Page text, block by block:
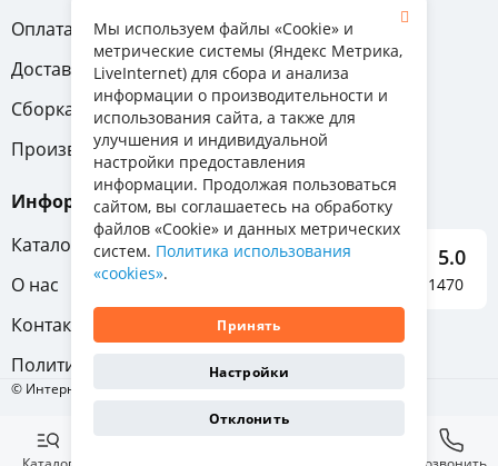
Оплата
Вопрос-ответ
Доставка
Обмен и возврат
Сборка
Гарантия
Производители
Информация
Каталог мебели
О нас
Контакты
Политика конфиденциальности
5.0
Отзывы о нас 1470
© Интернет-магазин «Отличная мебель», 2011-2026
Мы используем файлы «Cookie» и
метрические системы (Яндекс Метрика,
LiveInternet) для сбора и анализа
информации о производительности и
использования сайта, а также для
улучшения и индивидуальной
настройки предоставления
информации. Продолжая пользоваться
сайтом, вы соглашаетесь на обработку
файлов «Cookie» и данных метрических
систем. Политика использования
«cookies».
Принять
Настройки
Отклонить